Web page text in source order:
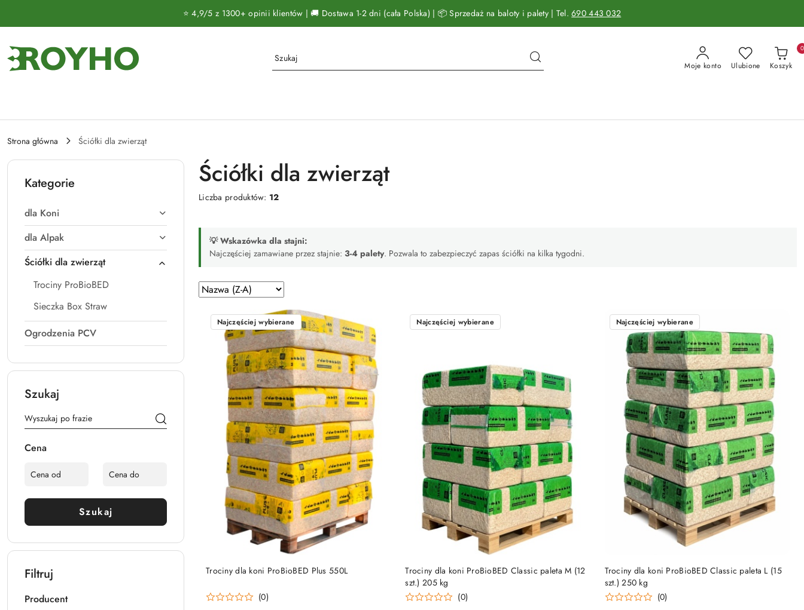
⭐ 4,9/5 z 1300+ opinii klientów | 🚚 Dostawa 1-2 dni (cała Polska) | 📦 Sprzedaż na baloty i palety | Tel.690 443 032
Moje konto Ulubione Koszyk
0
Strona główna Ściółki dla zwierząt
Kategorie
dla Koni
dla Alpak
Ściółki dla zwierząt
Trociny ProBioBED
Sieczka Box Straw
Ogrodzenia PCV
Szukaj
Cena
Szukaj
Filtruj
Producent
Ściółki dla zwierząt
Liczba produktów: 12
💡 Wskazówka dla stajni:
Najczęściej zamawiane przez stajnie: 3-4 palety. Pozwala to zabezpieczyć zapas ściółki na kilka tygodni.
Zastosowano
sortowanie:
Nazwa
Sortuj
według
Trociny dla koni ProBioBED Plus 550L
(0)
Najczęściej wybierane
DO KOSZYKA
Trociny dla koni ProBioBED Classic paleta M (12
szt.) 205 kg
(0)
Najczęściej wybierane
DO KOSZYKA
Trociny dla koni ProBioBED Classic paleta L (15
szt.) 250 kg
(0)
Najczęściej wybierane
DO KOSZYKA